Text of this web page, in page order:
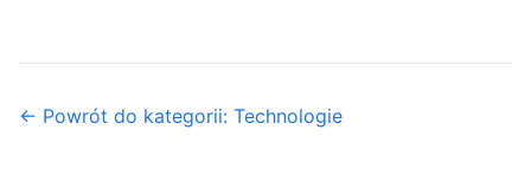
← Powrót do kategorii: Technologie